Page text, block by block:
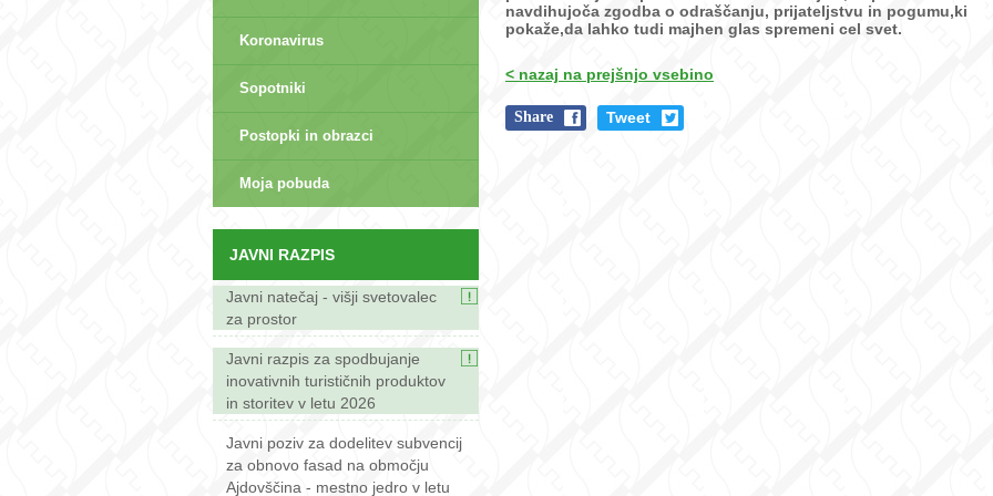
Koronavirus
Sopotniki
Postopki in obrazci
Moja pobuda
JAVNI RAZPIS
Javni natečaj - višji svetovalec
za prostor
Javni razpis za spodbujanje
inovativnih turističnih produktov
in storitev v letu 2026
Javni poziv za dodelitev subvencij
za obnovo fasad na območju
Ajdovščina - mestno jedro v letu
navdihujoča zgodba o odraščanju, prijateljstvu in pogumu,ki
pokaže,da lahko tudi majhen glas spremeni cel svet.
< nazaj na prejšnjo vsebino
Share
Tweet